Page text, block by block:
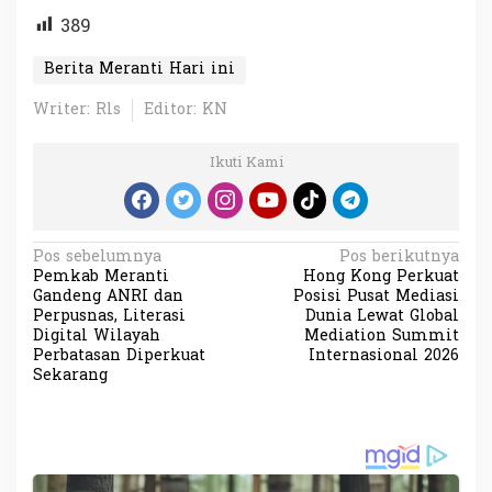
389
Berita Meranti Hari ini
Writer: Rls
Editor: KN
Ikuti Kami
N
a
v
i
g
i
Pos sebelumnya
Pemkab Meranti
Gandeng ANRI dan
Perpusnas, Literasi
Digital Wilayah
Perbatasan Diperkuat
Sekarang
Pos berikutnya
Hong Kong Perkuat
Posisi Pusat Mediasi
Dunia Lewat Global
Mediation Summit
Internasional 2026